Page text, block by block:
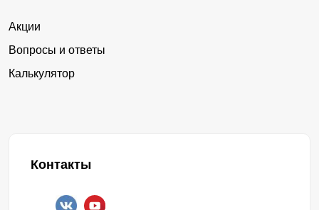
Акции
Вопросы и ответы
Калькулятор
Контакты